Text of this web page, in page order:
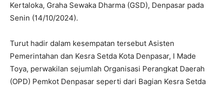
Kertaloka, Graha Sewaka Dharma (GSD), Denpasar pada
Senin (14/10/2024).
Turut hadir dalam kesempatan tersebut Asisten
Pemerintahan dan Kesra Setda Kota Denpasar, I Made
Toya, perwakilan sejumlah Organisasi Perangkat Daerah
(OPD) Pemkot Denpasar seperti dari Bagian Kesra Setda